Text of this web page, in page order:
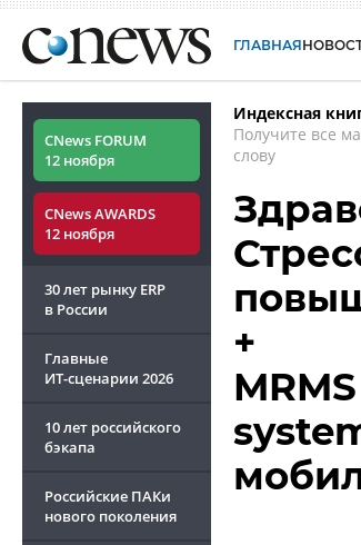
ГЛАВНАЯ
CNews FORUM
12 ноября
CNews AWARDS
12 ноября
30 лет рынку ERP
в России
Главные
ИТ-сценарии 2026
10 лет российского
бэкапа
Российские ПАКи
нового поколения
Индексная
Получите все
слову
+